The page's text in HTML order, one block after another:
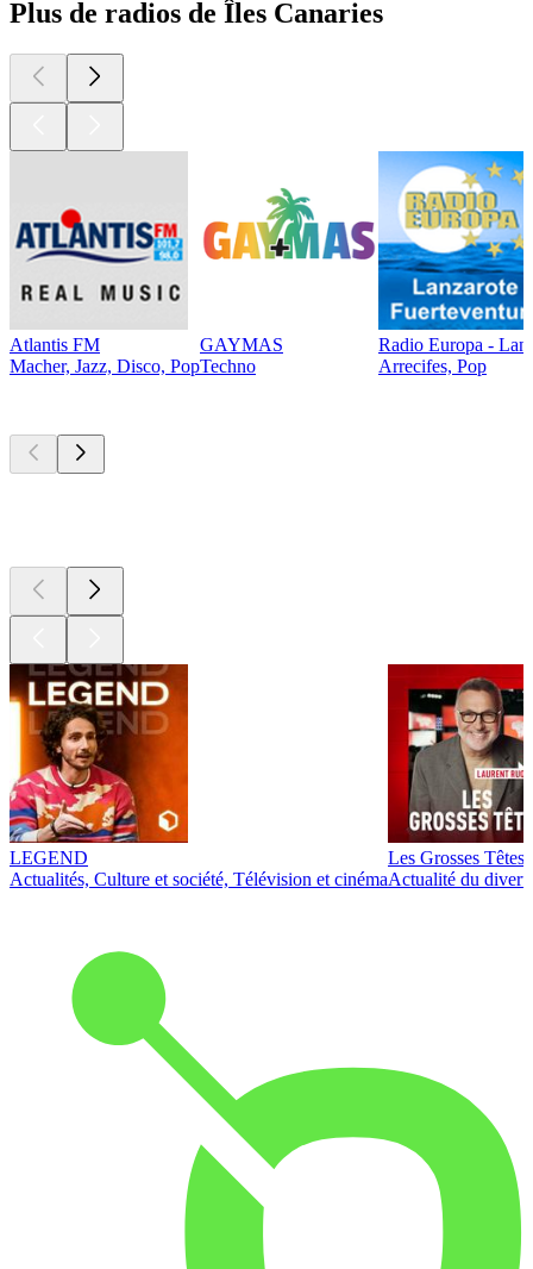
Plus de radios de Îles Canaries
Atlantis FM
Macher, Jazz, Disco, Pop
GAYMAS
Techno
Radio Europa -
Arrecifes, Pop
LEGEND
Actualités, Culture et société, Télévision et cinéma
Les Grosses Têtes
Actualité du